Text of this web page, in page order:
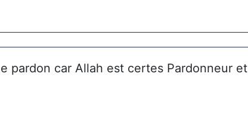
pardon car Allah est certes Pardonneur et